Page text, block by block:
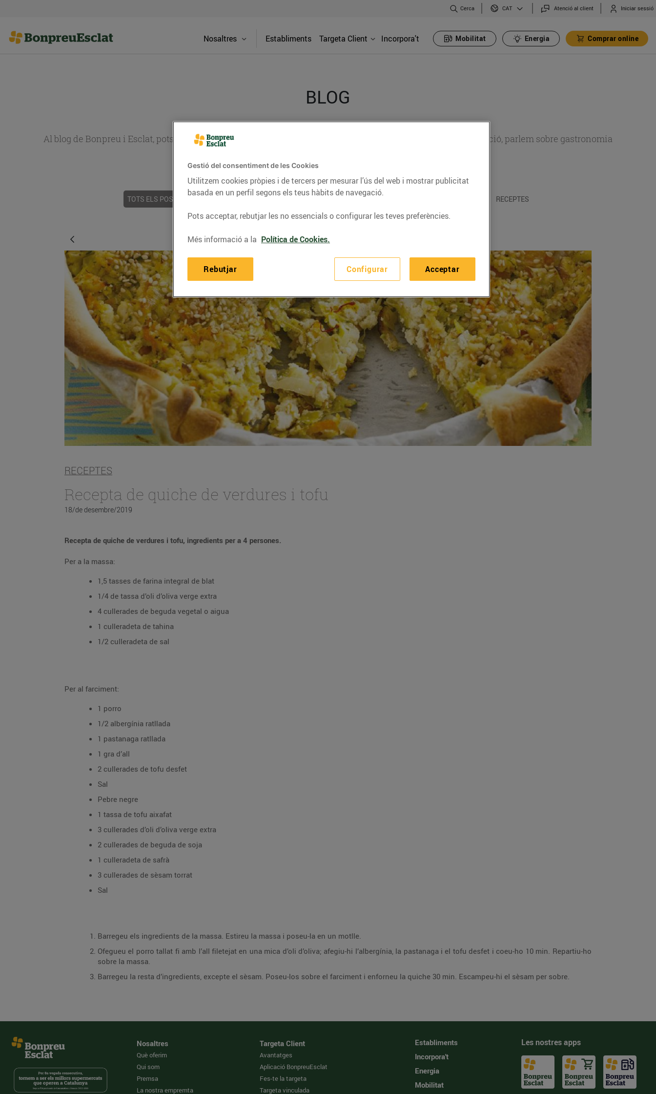
Cerca CAT Atenció al client Iniciar sessió
Nosaltres Establiments Targeta Client Incorpora't Mobilitat Energia Comprar online
BLOG
Al blog de Bonpreu i Esclat, pots trobar receptes, consells nutricionals, informació d’actualitat sobre alimentació, parlem sobre gastronomia
TOTS ELS POSTS CONSELLS I HÀBITS SALUDABLES ENERGIA RECEPTES
RECEPTES
Recepta de quiche de verdures i tofu
18/de desembre/2019
Recepta de quiche de verdures i tofu, ingredients per a 4 persones.
Per a la massa:
1,5 tasses de farina integral de blat
1/4 de tassa d’oli d’oliva verge extra
4 cullerades de beguda vegetal o aigua
1 culleradeta de tahina
1/2 culleradeta de sal
Per al farciment:
1 porro
1/2 albergínia ratllada
1 pastanaga ratllada
1 gra d’all
2 cullerades de tofu desfet
Sal
Pebre negre
1 tassa de tofu aixafat
3 cullerades d’oli d’oliva verge extra
2 cullerades de beguda de soja
1 culleradeta de safrà
3 cullerades de sèsam torrat
Sal
Barregeu els ingredients de la massa. Estireu la massa i poseu-la en un motlle.
Ofegueu el porro tallat fi amb l’all filetejat en una mica d’oli d’oliva; afegiu-hi l’albergínia, la pastanaga i el tofu desfet i coeu-ho 10 min. Repartiu-ho
sobre la massa.
Barregeu la resta d’ingredients, excepte el sèsam. Poseu-los sobre el farciment i enforneu la quiche 30 min. Escampeu-hi el sèsam per sobre.
Nosaltres
Què oferim
Qui som
Premsa
La nostra empremta
Targeta Client
Avantatges
Aplicació BonpreuEsclat
Fes-te la targeta
Targeta vinculada
Establiments
Incorpora't
Energia
Mobilitat
Les nostres apps
Gestió del consentiment de les Cookies
Utilitzem cookies pròpies i de tercers per mesurar l’ús del web i mostrar publicitat
basada en un perfil segons els teus hàbits de navegació.
Pots acceptar, rebutjar les no essencials o configurar les teves preferències.
Més informació a la Política de Cookies.
Configurar
Rebutjar Acceptar